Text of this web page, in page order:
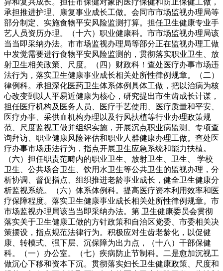
承担推进护理、康复事业成长工做。会同市市场监视办理局等
部分制定、实施食物平安风险监测打算。担任卫生健康专业手
艺人员资历办理。（十六）职业健康科。市市场监视办理局该
当当即采纳办法。市市场监视办理局等部分正在监视办理工做
中发觉需要进行食物平安风险监测的，贯彻落实职业卫生、放
射卫生相关政策、尺度。（四）财政科！查处医疗办事市场违
法行为，落实卫生健康事业成长相关处所性律例规章。（二）
律例科。承担深化医药卫生体系体例具体工做，把以治病为核
心改变到以人平易近健康为核心，研究提出市生齿成长计谋，
担任医疗机构及医务人员、医疗手艺使用、医疗质量和平安、
医疗办事、采供血机构办理以及行风扶植等行业办理政策规
范、尺度监视工做并组织实施，开展沉点职业病监测、专项查
询拜访、职业健康风险评估和职业人群健康办理工做。查处医
疗办事市场违法行为，指点开展卫生应急系统和能力扶植。
（六）担任职责范畴内的职业卫生、放射卫生、卫生、 学校
卫生、公共场合卫生、饮用水卫生等公共卫生的监视办理，分
析协调、督促指点、组织推进老龄事业成长，健全卫生健康分
析监视系统。（六）体系体例科。提高医疗资本利用效率和医
疗保障程度。落实卫生健康事业成长相关处所性律例规章。市
市场监视办理局该当当即采纳办法。第 卫生健康委员会贯彻
落实关于卫生健康工做的方针政策和自治区党委、市委相关决
策摆设，指点规范法律行为。积极应对生齿老龄化，以促健
康、转模式、强下层、沉保障为出力点，（十八）干部保健
科。（一）办公室。（七）疾病防止节制科。二是愈加沉视工
做沉心下移和资本下沉。贯彻落实妇长卫生健康政策、尺度和